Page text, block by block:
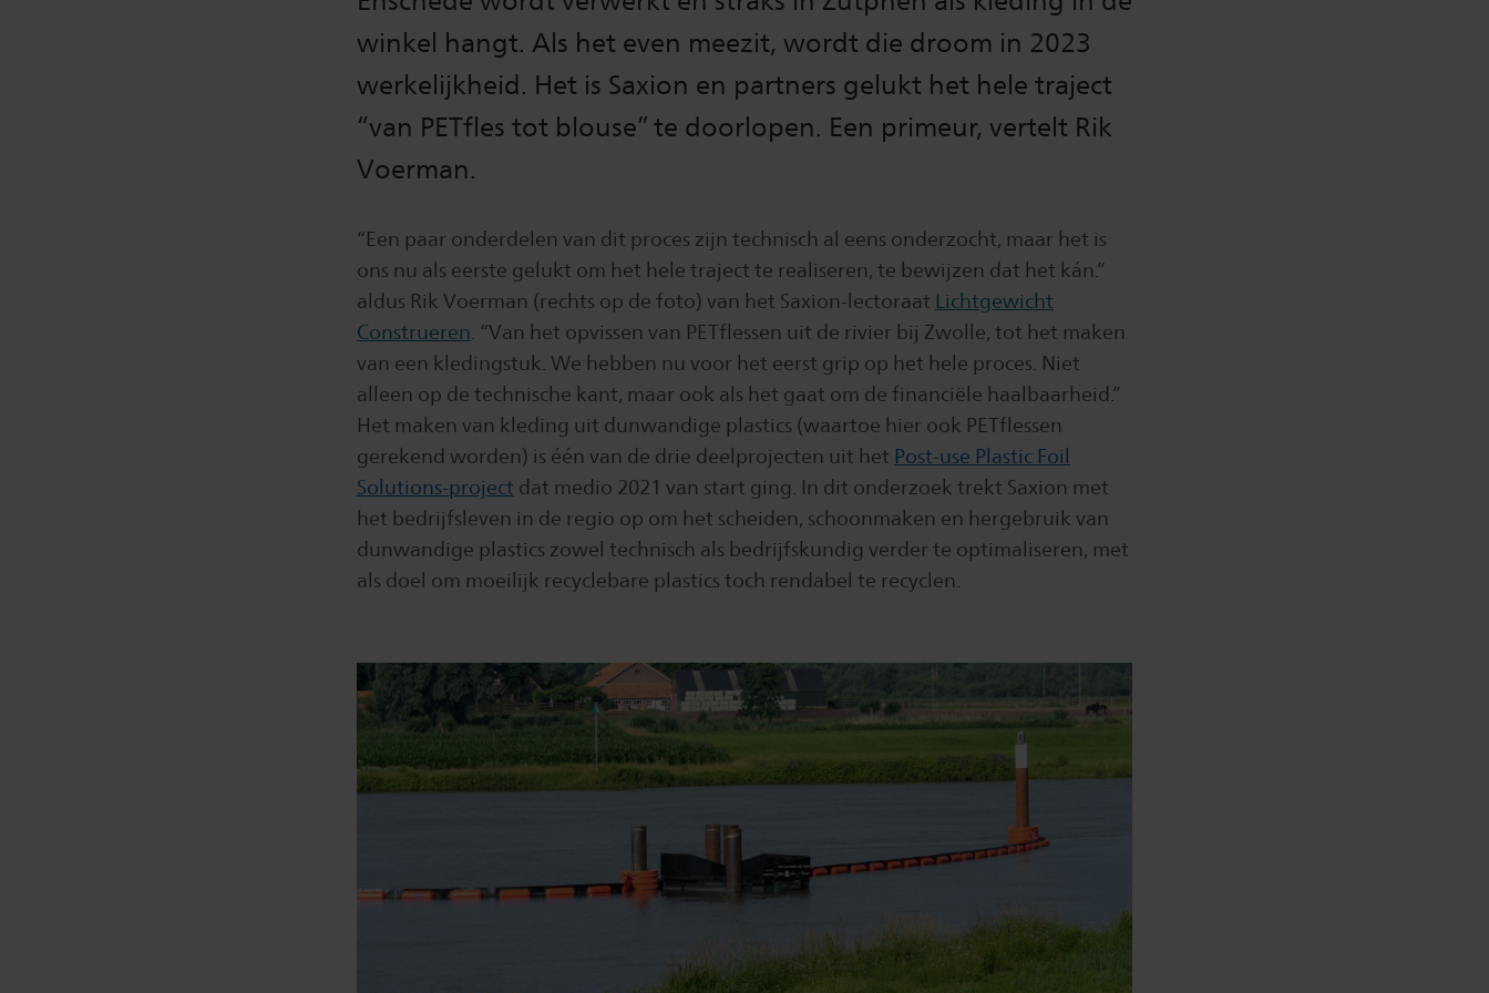
winkel hangt. Als het even meezit, wordt die droom in 2023
werkelijkheid. Het is Saxion en partners gelukt het hele traject
“van PETfles tot blouse” te doorlopen. Een primeur, vertelt Rik
Voerman.
“Een paar onderdelen van dit proces zijn technisch al eens onderzocht, maar het is
ons nu als eerste gelukt om het hele traject te realiseren, te bewijzen dat het kán.”
aldus Rik Voerman (rechts op de foto) van het Saxion-lectoraat Lichtgewicht
Construeren . “Van het opvissen van PETflessen uit de rivier bij Zwolle, tot het maken
van een kledingstuk. We hebben nu voor het eerst grip op het hele proces. Niet
alleen op de technische kant, maar ook als het gaat om de financiële haalbaarheid.”
Het maken van kleding uit dunwandige plastics (waartoe hier ook PETflessen
gerekend worden) is één van de drie deelprojecten uit het Post-use Plastic Foil
Solutions-project dat medio 2021 van start ging. In dit onderzoek trekt Saxion met
het bedrijfsleven in de regio op om het scheiden, schoonmaken en hergebruik van
dunwandige plastics zowel technisch als bedrijfskundig verder te optimaliseren, met
als doel om moeilijk recyclebare plastics toch rendabel te recyclen.